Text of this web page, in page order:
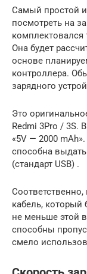
Самый простой
посмотреть на
Она будет
основе
контроллера.
зарядного
Это
Redmi 3Pro / 3S.
«5V — 2000
способна
(стандарт USB) .
кабель, который
не меньше этой
способны
смело